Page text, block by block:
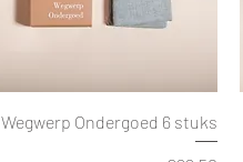
Wegwerp Ondergoed 6 stuks